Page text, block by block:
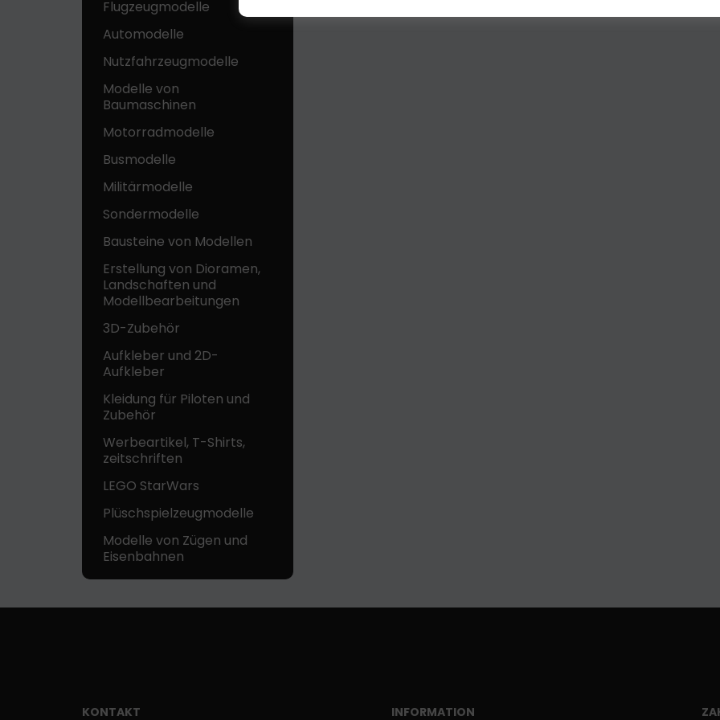
Flugzeugmodelle
Automodelle
Nutzfahrzeugmodelle
Modelle von
Baumaschinen
Motorradmodelle
Busmodelle
Militärmodelle
Sondermodelle
Bausteine ​​von Modellen
Erstellung von Dioramen,
Landschaften und
Modellbearbeitungen
3D-Zubehör
Aufkleber und 2D-
Aufkleber
Kleidung für Piloten und
Zubehör
Werbeartikel, T-Shirts,
zeitschriften
LEGO StarWars
Plüschspielzeugmodelle
Modelle von Zügen und
Eisenbahnen
KONTAKT INFORMATION